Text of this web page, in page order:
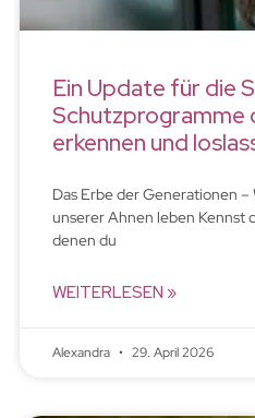
Ein Update für die
Schutzprogramme
erkennen und
Das Erbe der Generationen –
unserer Ahnen leben Kennst
denen du
WEITERLESEN »
Alexandra 29. April 2026